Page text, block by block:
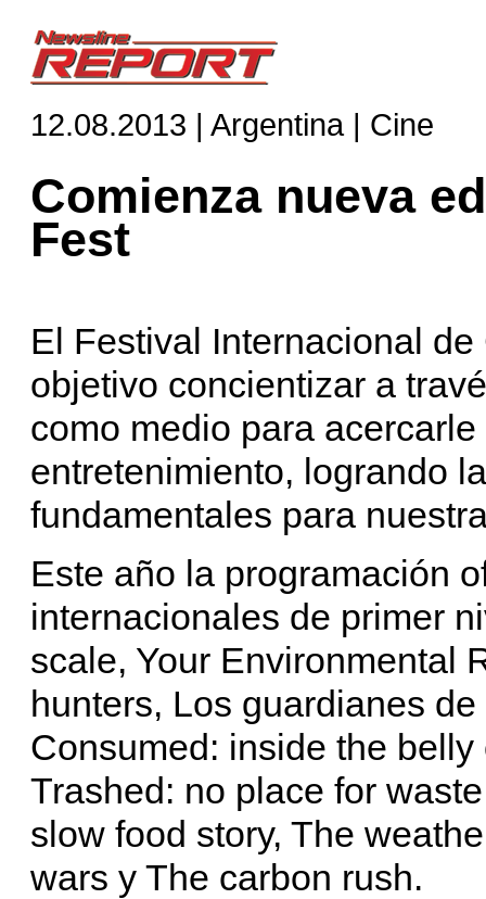
12.08.2013 | Argentina | Cine
Comienza nueva
Fest
El Festival Internacional
objetivo concientizar a
como medio para
entretenimiento, logrando
fundamentales para
Este año la programación
internacionales de primer
scale, Your Environmental
hunters, Los guardianes
Consumed: inside the
Trashed: no place for
slow food story, The
wars y The carbon rush.